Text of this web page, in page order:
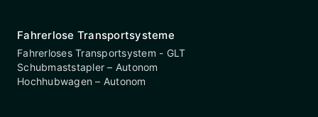
Fahrerlose Transportsysteme
Fahrerloses Transportsystem - GLT
Schubmaststapler – Autonom
Hochhubwagen – Autonom